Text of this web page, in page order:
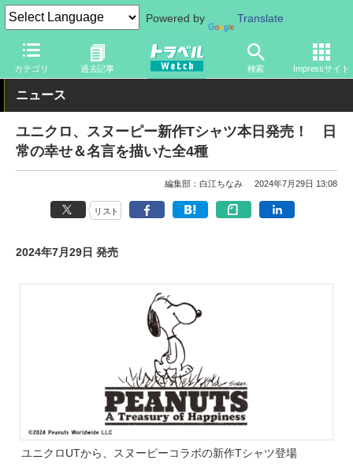
Powered by Translate
カテゴリ 過去記事 検索 Impressサイト
トラベル Watch 旅のアイテム 旅行グッズ 衣類
ニュース
ユニクロ、スヌーピー新作Tシャツ本日発売！ 日
常の幸せ＆名言を描いた全4種
編集部：白江ちなみ 2024年7月29日 13:08
リスト
2024年7月29日 発売
ユニクロUTから、スヌーピーコラボの新作Tシャツ登場